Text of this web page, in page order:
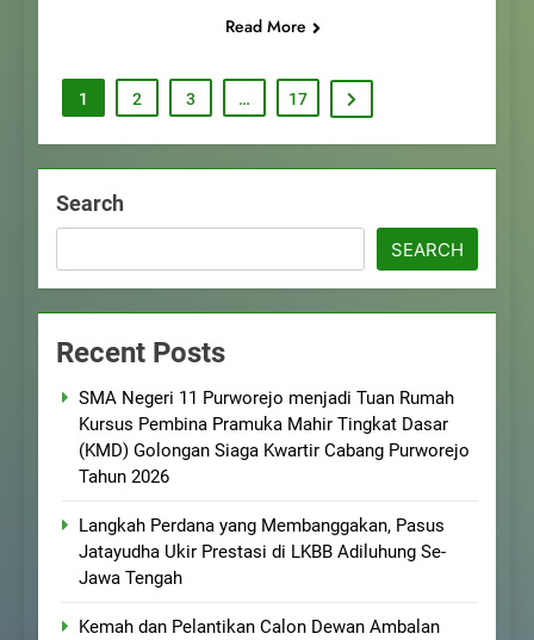
Read More
1 2 3 … 17
Search
SEARCH
Recent Posts
SMA Negeri 11 Purworejo menjadi Tuan Rumah
Kursus Pembina Pramuka Mahir Tingkat Dasar
(KMD) Golongan Siaga Kwartir Cabang Purworejo
Tahun 2026
Langkah Perdana yang Membanggakan, Pasus
Jatayudha Ukir Prestasi di LKBB Adiluhung Se-
Jawa Tengah
Kemah dan Pelantikan Calon Dewan Ambalan